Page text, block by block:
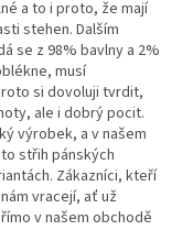
a to i proto, že mají
stehen. Dalším
se z 98% bavlny a 2%
musí
si dovoluji tvrdit,
ale i dobrý pocit.
výrobek, a v našem
střih pánských
Zákazníci, kteří
vracejí, ať už
v našem obchodě